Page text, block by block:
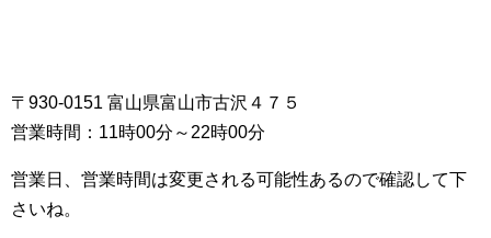
〒930-0151 富山県富山市古沢４７５
営業時間：11時00分～22時00分
営業日、営業時間は変更される可能性あるので確認して下
さいね。